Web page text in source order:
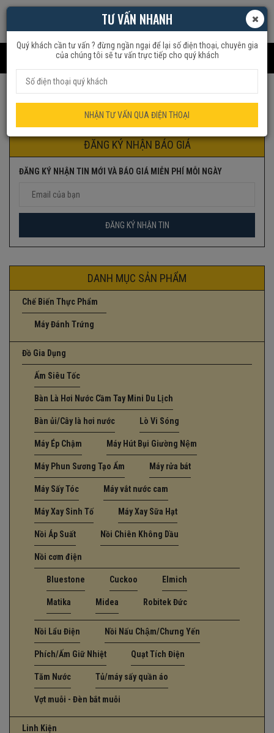
ĐĂNG KÝ NHẬN BÁO GIÁ
ĐĂNG KÝ NHẬN TIN MỚI VÀ BÁO GIÁ MIỄN PHÍ MỖI NGÀY
DANH MỤC SẢN PHẨM
Chế Biến Thực Phẩm
Máy Đánh Trứng
Đồ Gia Dụng
Ấm Siêu Tốc
Bàn Là Hơi Nước Cầm Tay Mini Du Lịch
Bàn ủi/Cây là hơi nước Lò Vi Sóng
Máy Ép Chậm Máy Hút Bụi Giường Nệm
Máy Phun Sương Tạo Ẩm Máy rửa bát
Máy Sấy Tóc Máy vắt nước cam
Máy Xay Sinh Tố Máy Xay Sữa Hạt
Nồi Áp Suất Nồi Chiên Không Dầu
Nồi cơm điện
Bluestone Cuckoo Elmich
Matika Midea Robitek Đức
Nồi Lẩu Điện Nồi Nấu Chậm/Chưng Yến
Phích/Ấm Giữ Nhiệt Quạt Tích Điện
Tăm Nước Tủ/máy sấy quần áo
Vợt muỗi - Đèn bắt muỗi
Linh Kiện
TƯ VẤN NHANH
Quý khách cần tư vấn ? đừng ngần ngại để lại số điện thoại, chuyên gia
của chúng tôi sẽ tư vấn trực tiếp cho quý khách
NHẬN TƯ VẤN QUA ĐIỆN THOẠI